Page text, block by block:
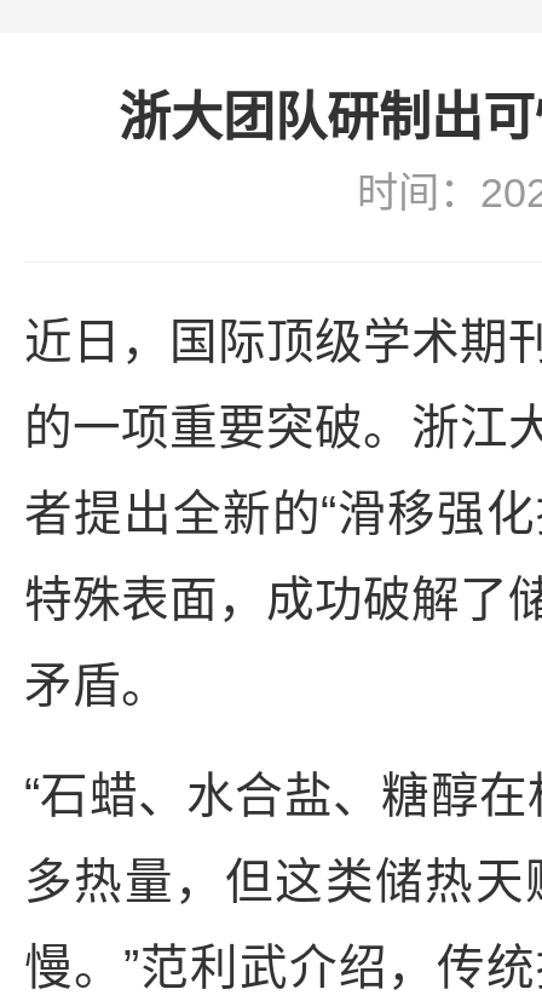
浙大团队研制出
时间：
近日，国际顶级学术期
的一项重要突破。浙江
者提出全新的“滑移强
特殊表面，成功破解了
矛盾。
“石蜡、水合盐、糖醇
多热量，但这类储热
慢。”范利武介绍，传